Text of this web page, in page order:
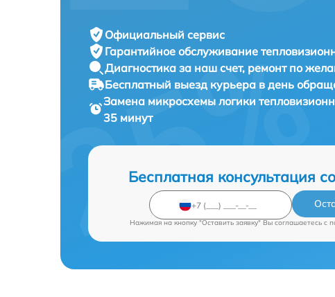
Официальный сервис
Гарантийное обслуживание
Диагностика за наш счет, ремонт по
Бесплатный выезд курьера в день
Замена микросхемы логики
35 минут
Бесплатная консультация
Нажимая на кнопку "Оставить заявку" Вы соглашаетесь c